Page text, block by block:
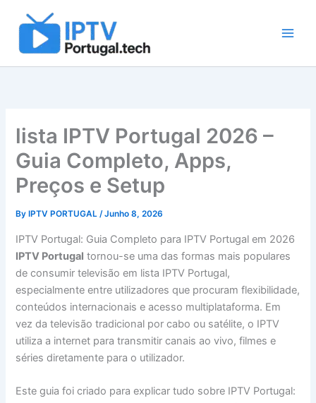
content
lista IPTV Portugal 2026 –
Guia Completo, Apps,
Preços e Setup
By IPTV PORTUGAL/Junho 8, 2026
IPTV Portugal: Guia Completo para IPTV Portugal em 2026
IPTV Portugal tornou-se uma das formas mais populares
de consumir televisão em lista IPTV Portugal,
especialmente entre utilizadores que procuram flexibilidade,
conteúdos internacionais e acesso multiplataforma. Em
vez da televisão tradicional por cabo ou satélite, o IPTV
utiliza a internet para transmitir canais ao vivo, filmes e
séries diretamente para o utilizador.
Este guia foi criado para explicar tudo sobre IPTV Portugal: